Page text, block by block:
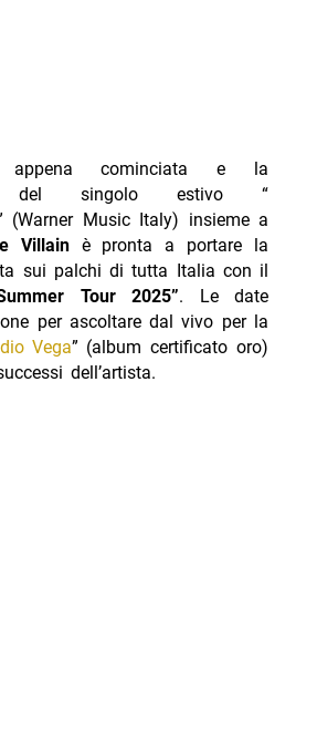
appena cominciata e la
del singolo estivo “
(Warner Music Italy) insieme a
Villainè pronta a portare la
sui palchi di tutta Italia con il
Tour 2025”. Le date
per ascoltare dal vivo per la
Vega” (album certificato oro)
dell’artista.